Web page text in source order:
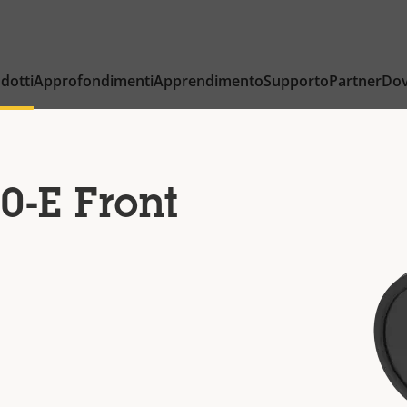
ApprofondimentiApprendimentoSupportoPartner
E Front